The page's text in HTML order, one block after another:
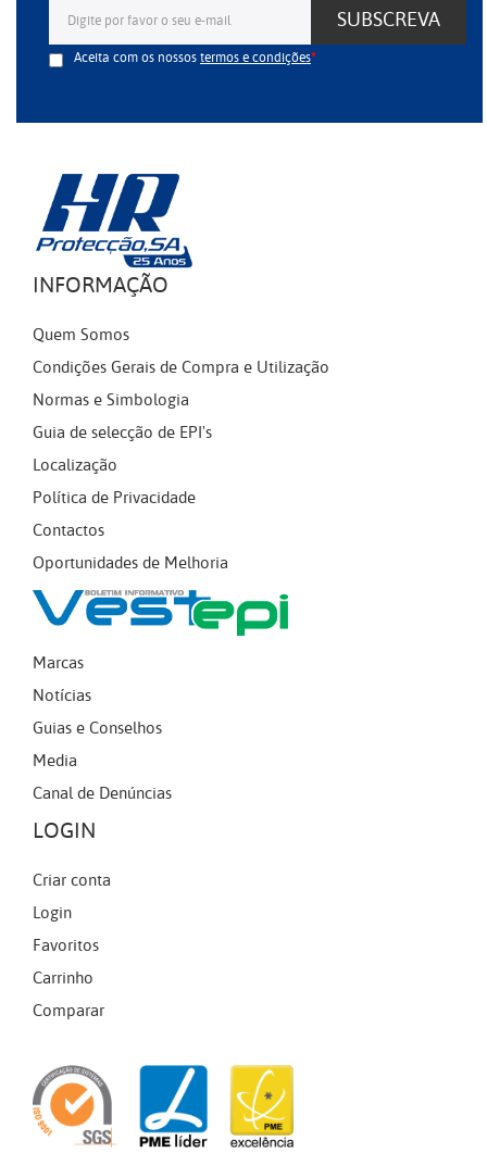
SUBSCREVA
Aceita com os nossostermos e condições
INFORMAÇÃO
Quem Somos
Condições Gerais de Compra e Utilização
Normas e Simbologia
Guia de selecção de EPI's
Localização
Política de Privacidade
Contactos
Oportunidades de Melhoria
Marcas
Notícias
Guias e Conselhos
Media
Canal de Denúncias
LOGIN
Criar conta
Login
Favoritos
Carrinho
Comparar